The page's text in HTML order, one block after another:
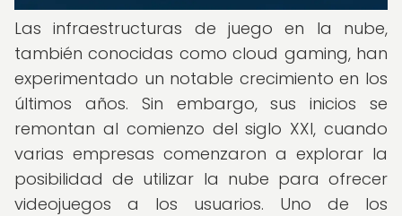
Las infraestructuras de juego en la nube,
también conocidas como cloud gaming, han
experimentado un notable crecimiento en los
últimos años. Sin embargo, sus inicios se
remontan al comienzo del siglo XXI, cuando
varias empresas comenzaron a explorar la
posibilidad de utilizar la nube para ofrecer
videojuegos a los usuarios. Uno de los